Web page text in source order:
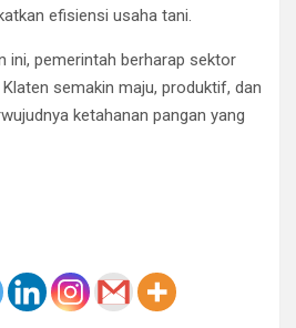
efisiensi usaha tani.
ini, pemerintah berharap sektor
semakin maju, produktif, dan
ketahanan pangan yang